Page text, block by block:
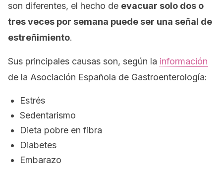
son diferentes, el hecho de evacuar solo dos o
tres veces por semana puede ser una señal de
estreñimiento.
Sus principales causas son, según la información
de la Asociación Española de Gastroenterología:
Estrés
Sedentarismo
Dieta pobre en fibra
Diabetes
Embarazo